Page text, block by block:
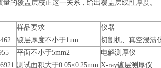
量的覆盖层校正这一关系，给出覆盖层线性厚度。
样品要求
仪器
镀层厚度不小于1um
切割机、真空浸渍
平面不小于5mm2
电解测厚仪
测试面积大于0.05×0.25mm X-ray镀层测厚仪